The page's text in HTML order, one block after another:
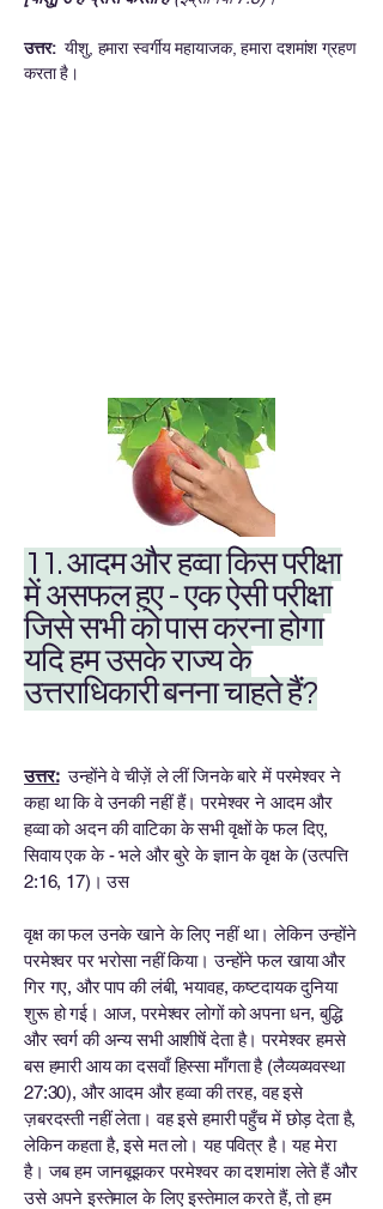
उत्तर:यीशु, हमारा स्वर्गीय महायाजक, हमारा दशमांश ग्रहण
करता है।
11. आदम और हव्वा किस परीक्षा
में असफल हुए - एक ऐसी परीक्षा
जिसे सभी को पास करना होगा
यदि हम उसके राज्य के
उत्तराधिकारी बनना चाहते हैं?
उत्तर: उन्होंने वे चीज़ें ले लीं जिनके बारे में परमेश्वर ने
कहा था कि वे उनकी नहीं हैं। परमेश्वर ने आदम और
हव्वा को अदन की वाटिका के सभी वृक्षों के फल दिए,
सिवाय एक के - भले और बुरे के ज्ञान के वृक्ष के (उत्पत्ति
2:16, 17)। उस
वृक्ष का फल उनके खाने के लिए नहीं था। लेकिन उन्होंने
परमेश्वर पर भरोसा नहीं किया। उन्होंने फल खाया और
गिर गए, और पाप की लंबी, भयावह, कष्टदायक दुनिया
शुरू हो गई। आज, परमेश्वर लोगों को अपना धन, बुद्धि
और स्वर्ग की अन्य सभी आशीषें देता है। परमेश्वर हमसे
बस हमारी आय का दसवाँ हिस्सा माँगता है (लैव्यव्यवस्था
27:30), और आदम और हव्वा की तरह, वह इसे
ज़बरदस्ती नहीं लेता। वह इसे हमारी पहुँच में छोड़ देता है,
लेकिन कहता है, इसे मत लो। यह पवित्र है। यह मेरा
है। जब हम जानबूझकर परमेश्वर का दशमांश लेते हैं और
उसे अपने इस्तेमाल के लिए इस्तेमाल करते हैं, तो हम